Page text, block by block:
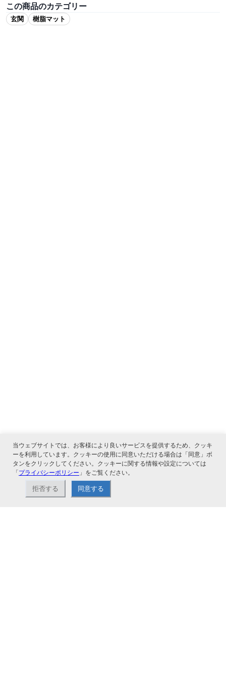
この商品のカテゴリー
玄関 樹脂マット
関連サービス
当ウェブサイトでは、お客様により良いサービスを提供するため、クッキ
ーを利用しています。クッキーの使用に同意いただける場合は「同意」ボ
タンをクリックしてください。クッキーに関する情報や設定については
「プライバシーポリシー 」をご覧ください。
拒否する 同意する